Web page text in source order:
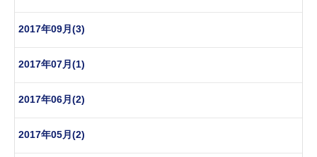
2017年09月(3)
2017年07月(1)
2017年06月(2)
2017年05月(2)